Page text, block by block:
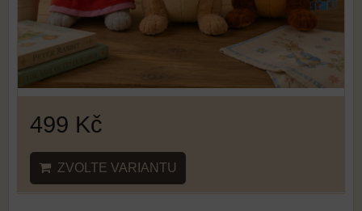
499 Kč
ZVOLTE VARIANTU